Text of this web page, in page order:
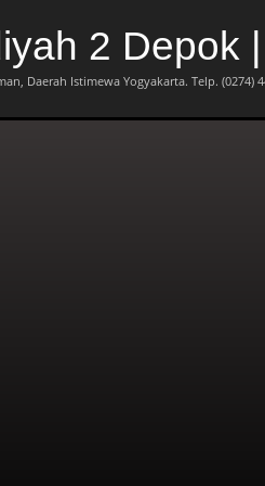
2 Depok
Daerah Istimewa Yogyakarta. Telp. (0274)